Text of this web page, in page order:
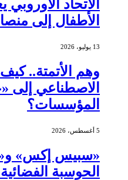
الاتحاد
الأطفال إلى
13 يوليو، 2026
وهم الأتمتة..
الاصطناعي إلى
المؤسسات؟
5 أغسطس، 2026
«سبيس إكس»
الحوسبة